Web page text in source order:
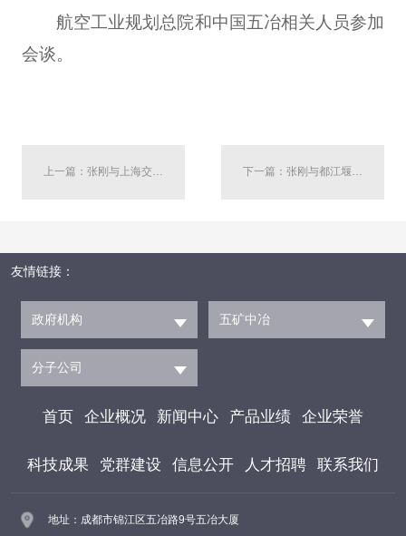
航空工业规划总院和中国五冶相关人员参加
会谈。
上一篇：张刚与上海交易集团副总裁赵红光举行工作会谈 下一篇：张刚与都江堰市委书记蒋蔚炜举行工作会谈
友情链接：
政府机构 五矿中冶
分子公司
首页 企业概况 新闻中心 产品业绩 企业荣誉
科技成果 党群建设 信息公开 人才招聘 联系我们
地址：成都市锦江区五冶路9号五冶大厦